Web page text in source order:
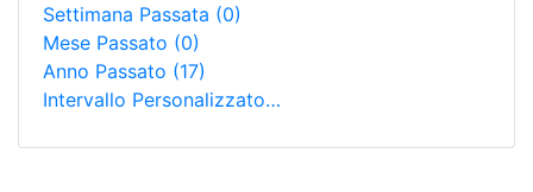
Settimana Passata (0)
Mese Passato (0)
Anno Passato (17)
Intervallo Personalizzato…